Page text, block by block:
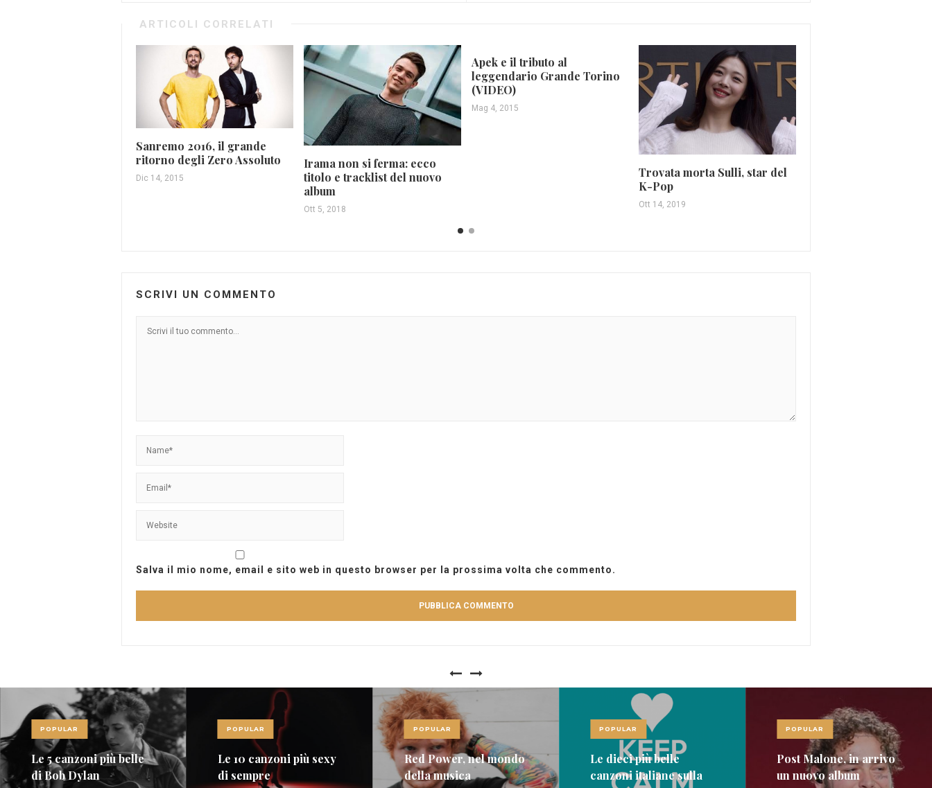
ARTICOLI CORRELATI
Sanremo 2016, il grande
ritorno degli Zero Assoluto
Dic 14, 2015
Irama non si ferma: ecco
titolo e tracklist del nuovo
album
Ott 5, 2018
Apek e il tributo al
leggendario Grande Torino
(VIDEO)
Mag 4, 2015
Trovata morta Sulli, star del
K-Pop
Ott 14, 2019
SCRIVI UN COMMENTO
Salva il mio nome, email e sito web in questo browser per la prossima volta che commento.
POPULAR
Le 10 canzoni più sexy
di sempre
POPULAR
Red Power, nel mondo
della musica
POPULAR
Le dieci più belle
canzoni italiane sulla
POPULAR
Post Malone, in arrivo
un nuovo album
POPULAR
Le 10 canzoni più belle
di Vinicio Capossela